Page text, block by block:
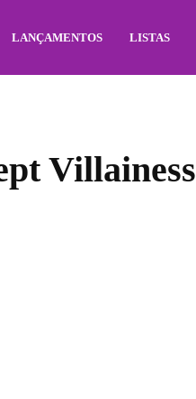
LANÇAMENTOS LISTAS
Villainess